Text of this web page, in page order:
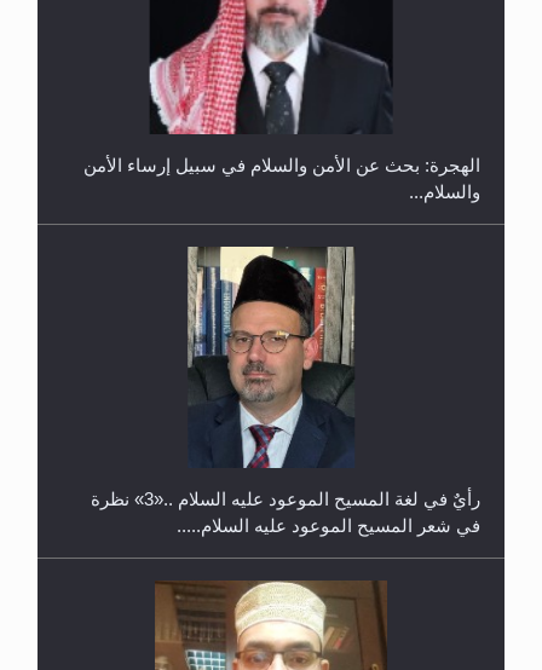
إتمام حفظ القرآن الكريم لثلاثة طلاب من مدرسة الحفظ
حفل توزيع الشهادات في الجامعة الأحمدية بنيجيريا لعام
الهجرة: بحث عن الأمن والسلام في سبيل إرساء الأمن
والسلام...
رأيٌ في لغة المسيح الموعود عليه السلام ..«3» نظرة
في شعر المسيح الموعود عليه السلام.....